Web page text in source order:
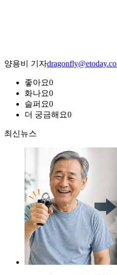
양용비 기자
좋아요0
화나요0
슬퍼요0
더 궁금해요0
최신뉴스